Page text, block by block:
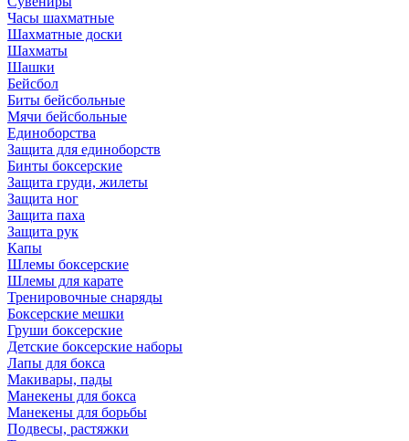
Часы шахматные
Шахматные доски
Шахматы
Шашки
Бейсбол
Биты бейсбольные
Мячи бейсбольные
Единоборства
Защита для единоборств
Бинты боксерские
Защита груди, жилеты
Защита ног
Защита паха
Защита рук
Капы
Шлемы боксерские
Шлемы для карате
Тренировочные снаряды
Боксерские мешки
Груши боксерские
Детские боксерские наборы
Лапы для бокса
Макивары, пады
Манекены для бокса
Манекены для борьбы
Подвесы, растяжки